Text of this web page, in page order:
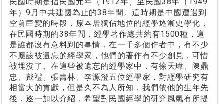
民國時期是指民國元年（1912年）至民國38年（1949
年）9月中共建國為止的38年間。這時期是中國遭遇到
空前巨變的時段，原本居獨佔地位的經學逐漸史學化，
在民國時期的38年間，經學著作總共約有1500種，這
是誰都沒有意料到的事情，在一千多個作者中，有不少
不應該被遺忘的經學家，他們的著作有不少創見，可惜
被埋沒了。在這些被遺忘的經學家中，有徐天璋、陳鼎
忠、戴禮、張壽林、李源澄五位經學家，對經學研究有
相當大的貢獻，但是久不為人所知，我們依他的生年先
後，逐一加以介紹，希望對民國經學的研究風氣有所提